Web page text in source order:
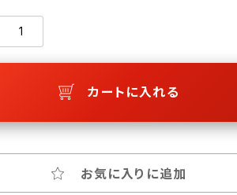
カートに入れる
お気に入りに追加